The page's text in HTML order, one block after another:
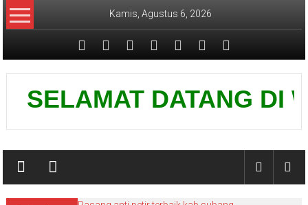
Lompat
ke
Kamis, Agustus 6, 2026
Pusat
Grounding
SELAMAT DATANG